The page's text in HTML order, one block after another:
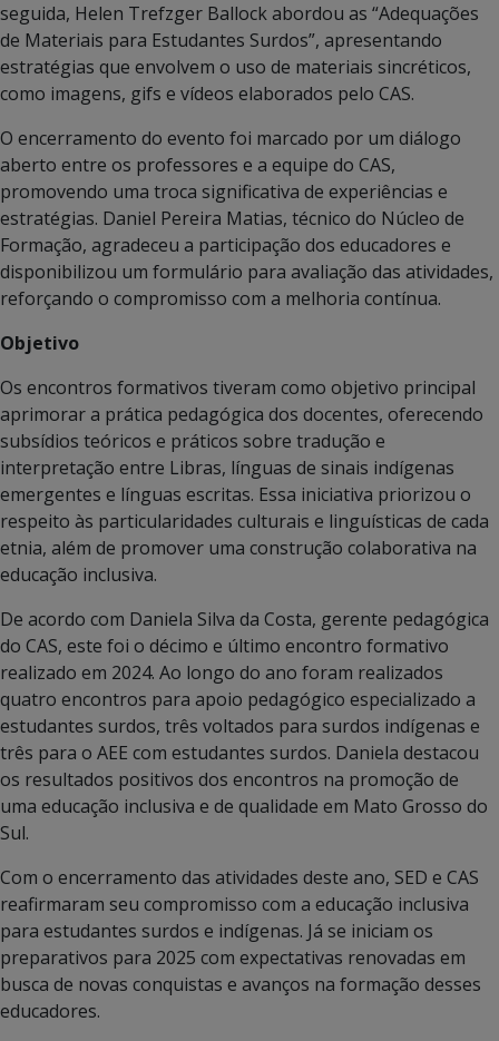
seguida, Helen Trefzger Ballock abordou as “Adequações
de Materiais para Estudantes Surdos”, apresentando
estratégias que envolvem o uso de materiais sincréticos,
como imagens, gifs e vídeos elaborados pelo CAS.
O encerramento do evento foi marcado por um diálogo
aberto entre os professores e a equipe do CAS,
promovendo uma troca significativa de experiências e
estratégias. Daniel Pereira Matias, técnico do Núcleo de
Formação, agradeceu a participação dos educadores e
disponibilizou um formulário para avaliação das atividades,
reforçando o compromisso com a melhoria contínua.
Objetivo
Os encontros formativos tiveram como objetivo principal
aprimorar a prática pedagógica dos docentes, oferecendo
subsídios teóricos e práticos sobre tradução e
interpretação entre Libras, línguas de sinais indígenas
emergentes e línguas escritas. Essa iniciativa priorizou o
respeito às particularidades culturais e linguísticas de cada
etnia, além de promover uma construção colaborativa na
educação inclusiva.
De acordo com Daniela Silva da Costa, gerente pedagógica
do CAS, este foi o décimo e último encontro formativo
realizado em 2024. Ao longo do ano foram realizados
quatro encontros para apoio pedagógico especializado a
estudantes surdos, três voltados para surdos indígenas e
três para o AEE com estudantes surdos. Daniela destacou
os resultados positivos dos encontros na promoção de
uma educação inclusiva e de qualidade em Mato Grosso do
Sul.
Com o encerramento das atividades deste ano, SED e CAS
reafirmaram seu compromisso com a educação inclusiva
para estudantes surdos e indígenas. Já se iniciam os
preparativos para 2025 com expectativas renovadas em
busca de novas conquistas e avanços na formação desses
educadores.